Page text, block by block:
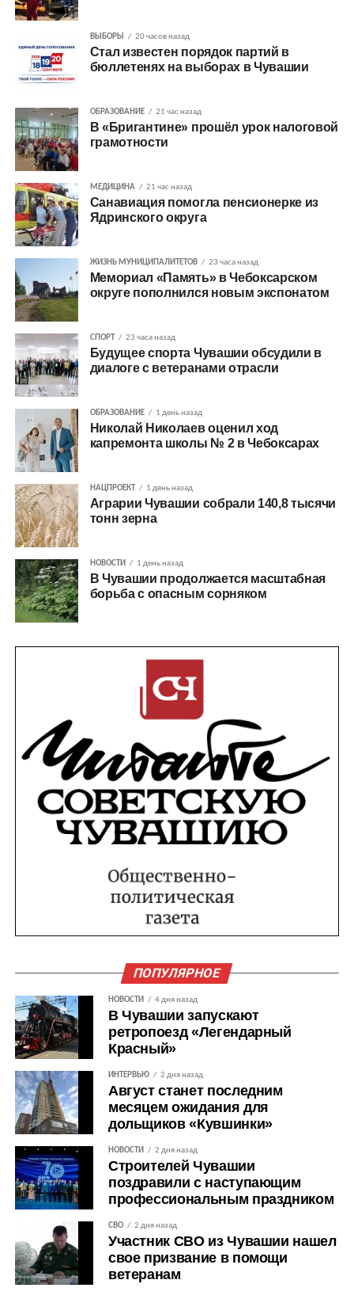
ВЫБОРЫ 20 часов назад
Стал известен порядок партий в
бюллетенях на выборах в Чувашии
ОБРАЗОВАНИЕ 21 час назад
В «Бригантине» прошёл урок налоговой
грамотности
МЕДИЦИНА 21 час назад
Санавиация помогла пенсионерке из
Ядринского округа
ЖИЗНЬ МУНИЦИПАЛИТЕТОВ 23 часа назад
Мемориал «Память» в Чебоксарском
округе пополнился новым экспонатом
СПОРТ 23 часа назад
Будущее спорта Чувашии обсудили в
диалоге с ветеранами отрасли
ОБРАЗОВАНИЕ 1 день назад
Николай Николаев оценил ход
капремонта школы № 2 в Чебоксарах
НАЦПРОЕКТ 1 день назад
Аграрии Чувашии собрали 140,8 тысячи
тонн зерна
НОВОСТИ 1 день назад
В Чувашии продолжается масштабная
борьба с опасным сорняком
ПОПУЛЯРНОЕ
НОВОСТИ 4 дня назад
В Чувашии запускают
ретропоезд «Легендарный
Красный»
ИНТЕРВЬЮ 2 дня назад
Август станет последним
месяцем ожидания для
дольщиков «Кувшинки»
НОВОСТИ 2 дня назад
Строителей Чувашии
поздравили с наступающим
профессиональным праздником
СВО 2 дня назад
Участник СВО из Чувашии нашел
свое призвание в помощи
ветеранам